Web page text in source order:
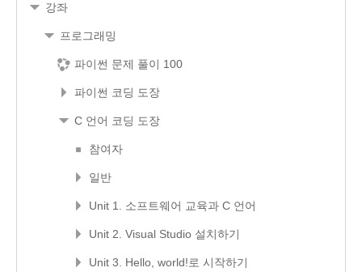
강좌
프로그래밍
파이썬 문제 풀이 100
파이썬 코딩 도장
C 언어 코딩 도장
참여자
일반
Unit 1. 소프트웨어 교육과 C 언어
Unit 2. Visual Studio 설치하기
Unit 3. Hello, world!로 시작하기